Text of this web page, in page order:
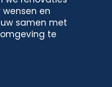
en
samen met
te